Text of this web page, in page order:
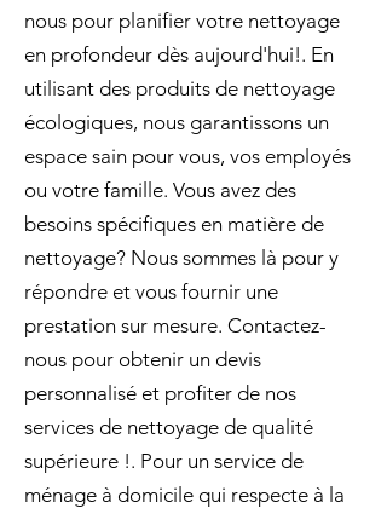
nous pour planifier votre nettoyage
en profondeur dès aujourd'hui!. En
utilisant des produits de nettoyage
écologiques, nous garantissons un
espace sain pour vous, vos employés
ou votre famille. Vous avez des
besoins spécifiques en matière de
nettoyage? Nous sommes là pour y
répondre et vous fournir une
prestation sur mesure. Contactez-
nous pour obtenir un devis
personnalisé et profiter de nos
services de nettoyage de qualité
supérieure !. Pour un service de
ménage à domicile qui respecte à la